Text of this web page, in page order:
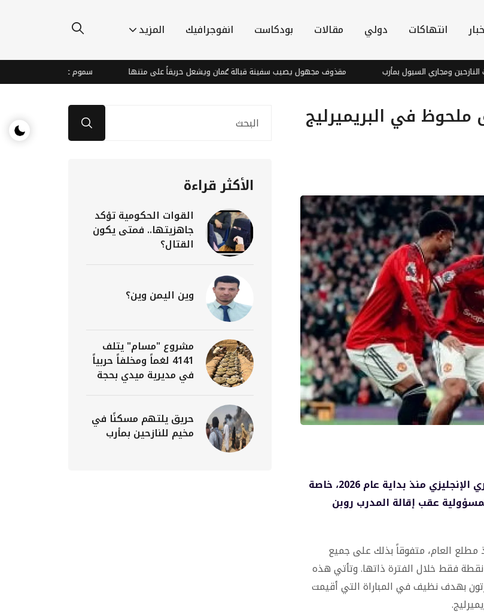
انتهاكات دولي مقالات بودكاست انفوجرافيك المزيد
ومجاري السيول بمأرب مقذوف مجهول يصيب سفينة قبالة عُمان ويشعل حريقاً على متنها سموم عابرة وعقول ترفض
إنجازات 2026.. تفوق ملحوظ في البريميرليج
يشهد مانشستر يونايتد فترة تألق لافتة في نتائج الدوري الإنجليزي منذ بداية عام 2026، خاصة
عقب إقالة المدرب روبن
الإنجليزي منذ مطلع العام، متفوقاً بذلك على جميع
منافسيه في البطولة، حيث حصد أرسنال ومانشستر سيتي 16 نقطة فقط خلال الفترة ذاتها. وتأتي هذه
بهدف نظيف في المباراة التي أقيمت
الأكثر قراءة
القوات الحكومية تؤكد
جاهزيتها.. فمتى يكون
القتال؟
وين اليمن وين؟
مشروع "مسام" يتلف
4141 لغماً ومخلفاً حربياً
في مديرية ميدي بحجة
حريق يلتهم مسكنًا في
مخيم للنازحين بمأرب